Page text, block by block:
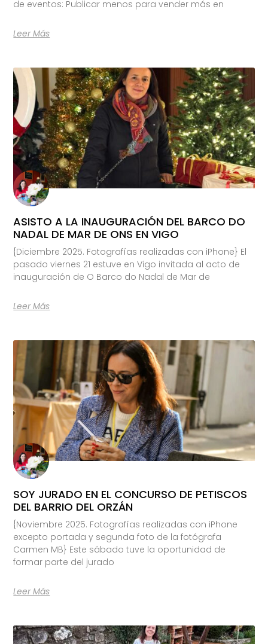
de eventos: Publicar menos para vender más en
Leer Más
ASISTO A LA INAUGURACIÓN DEL BARCO DO
NADAL DE MAR DE ONS EN VIGO
{Diciembre 2025. Fotografías realizadas con iPhone} El
pasado viernes 21 estuve en Vigo invitada al acto de
inauguración de O Barco do Nadal de Mar de
Leer Más
SOY JURADO EN EL CONCURSO DE PETISCOS
DEL BARRIO DEL ORZÁN
{Noviembre 2025. Fotografías realizadas con iPhone
excepto portada y segunda foto de la fotógrafa
Carmen MB} Este sábado tuve la oportunidad de
formar parte del jurado
Leer Más